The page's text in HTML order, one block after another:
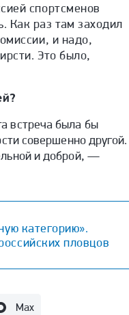
спортсменов
Как раз там заходил
и надо,
Это было,
встреча была бы
совершенно другой.
и доброй, —
категорию».
пловцов
Max